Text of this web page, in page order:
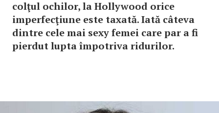
colţul ochilor, la Hollywood orice
imperfecţiune este taxată. Iată câteva
dintre cele mai sexy femei care par a fi
pierdut lupta împotriva ridurilor.